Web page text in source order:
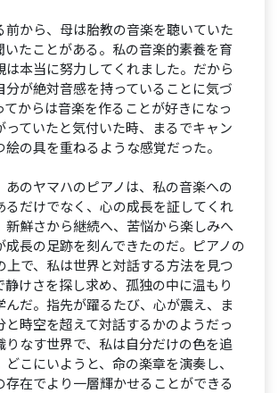
から、母は胎教の音楽を聴いていた
いたことがある。私の音楽的素養を育
は本当に努力してくれました。だから
分が絶対音感を持っていることに気づ
てからは音楽を作ることが好きになっ
っていたと気付いた時、まるでキャン
の具を重ねるような感覚だった。
のヤマハのピアノは、私の音楽への
るだけでなく、心の成長を証してくれ
新鮮さから継続へ、苦悩から楽しみへ
長の足跡を刻んできたのだ。ピアノの
上で、私は世界と対話する方法を見つ
静けさを探し求め、孤独の中に温もり
んだ。指先が躍るたび、心が震え、ま
と時空を超えて対話するかのようだっ
りなす世界で、私は自分だけの色を追
こにいようと、命の楽章を演奏し、
存在でより一層輝かせることができる